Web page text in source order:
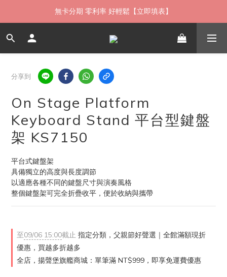
如需當日配送貨海外寄送，歡迎直接與我們聯繫
無卡分期 零利率 好輕鬆【立即填表】
限時 ▸ 優惠券領券中心【點擊領現折】
分享到
On Stage Platform
Keyboard Stand 平台型鍵盤
架 KS7150
平台式鍵盤架
具備獨立的高度與長度調節
以適應各種不同的鍵盤尺寸與演奏風格
整個鍵盤架可完全折疊收平，便於收納與攜帶
至09/06 15:00截止 指定分類，父親節好聲選｜全館滿額現折
優惠，買越多折越多
全店，揚聲堡旗艦商城：單筆滿 NT$999，即享免運費優惠